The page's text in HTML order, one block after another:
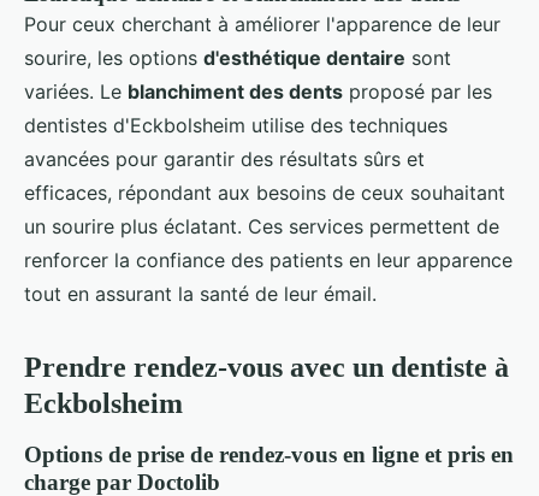
Pour ceux cherchant à améliorer l'apparence de leur
sourire, les options d'esthétique dentaire sont
variées. Le blanchiment des dents proposé par les
dentistes d'Eckbolsheim utilise des techniques
avancées pour garantir des résultats sûrs et
efficaces, répondant aux besoins de ceux souhaitant
un sourire plus éclatant. Ces services permettent de
renforcer la confiance des patients en leur apparence
tout en assurant la santé de leur émail.
Prendre rendez-vous avec un dentiste à
Eckbolsheim
Options de prise de rendez-vous en ligne et pris en
charge par Doctolib